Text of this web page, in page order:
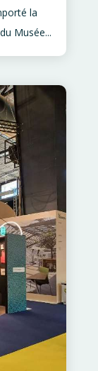
la
Musée...